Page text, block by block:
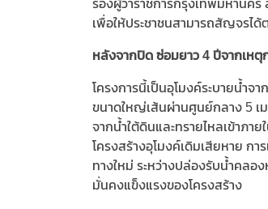
รองผู้ว่าราชการกรุงเทพมหานค
เพื่อให้ประชาชนสามารถสัญจรไ
หลังจากปิด ซ่อมยาว 4 ปีจากเหตุ
โครงการนี้เป็นอุโมงค์ระบายน้ำจ
ขนาดใหญ่เส้นผ่านศูนย์กลาง 5 เ
จากน้ำใต้ดินและทรายไหลเข้าภา
โครงสร้างอุโมงค์เดิมเสียหาย กา
ทางใหม่ ระหว่างปล่องรับน้ำคล
มั่นคงแข็งแรงของโครงสร้าง